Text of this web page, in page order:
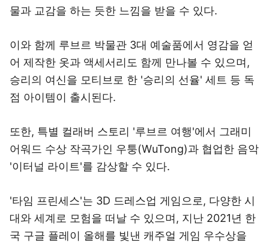
물과 교감을 하는 듯한 느낌을 받을 수 있다.
이와 함께 루브르 박물관 3대 예술품에서 영감을 얻
어 제작한 옷과 액세서리도 함께 만나볼 수 있으며,
승리의 여신을 모티브로 한 '승리의 선율' 세트 등 독
점 아이템이 출시된다.
또한, 특별 컬래버 스토리 '루브르 여행'에서 그래미
어워드 수상 작곡가인 우퉁(WuTong)과 협업한 음악
'이터널 라이트'를 감상할 수 있다.
'타임 프린세스'는 3D 드레스업 게임으로, 다양한 시
대와 세계로 모험을 떠날 수 있으며, 지난 2021년 한
국 구글 플레이 올해를 빛낸 캐주얼 게임 우수상을